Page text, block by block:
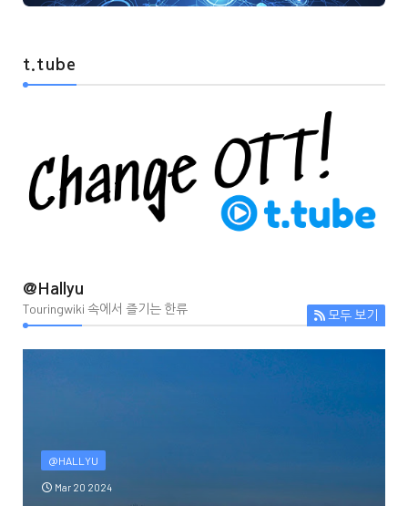
t.tube
@Hallyu
Touringwiki 속에서 즐기는 한류 모두 보기
@HALLYU
Mar 20 2024